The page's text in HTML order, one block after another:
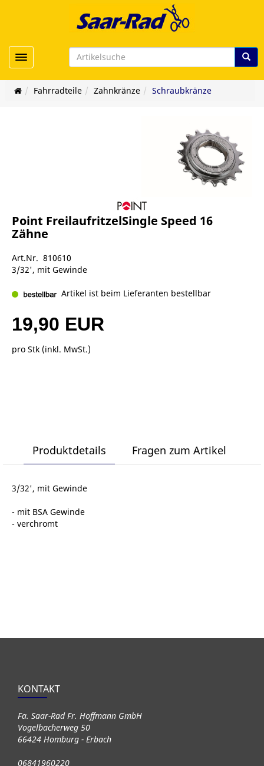
Toggle navigation
Fahrradteile Zahnkränze Schraubkränze
Point FreilaufritzelSingle Speed 16
Zähne
Art.Nr. 810610
3/32', mit Gewinde
Artikel ist beim Lieferanten bestellbar
19,90 EUR
pro Stk (inkl. MwSt.)
Produktdetails Fragen zum Artikel
3/32', mit Gewinde
- mit BSA Gewinde
- verchromt
KONTAKT
Fa. Saar-Rad Fr. Hoffmann GmbH
Vogelbacherweg 50
66424 Homburg - Erbach
06841960220